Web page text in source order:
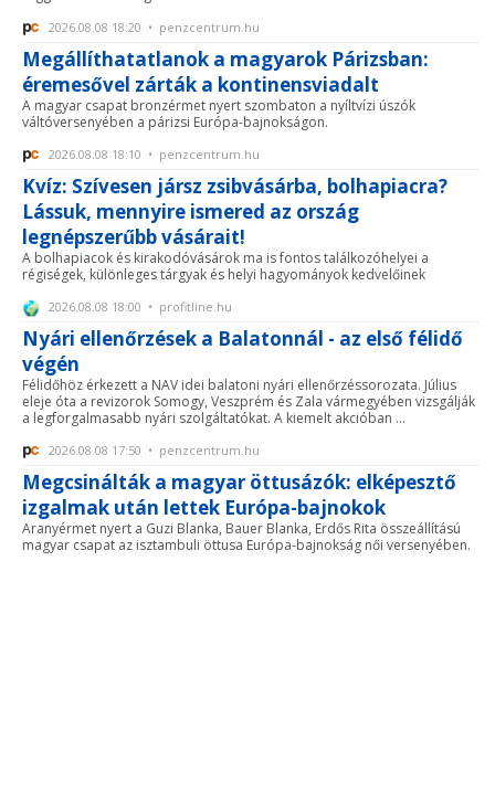
2026.08.08 18:20 • penzcentrum.hu
Megállíthatatlanok a magyarok Párizsban:
éremesővel zárták a kontinensviadalt
A magyar csapat bronzérmet nyert szombaton a nyíltvízi úszók
váltóversenyében a párizsi Európa-bajnokságon.
2026.08.08 18:10 • penzcentrum.hu
Kvíz: Szívesen jársz zsibvásárba, bolhapiacra?
Lássuk, mennyire ismered az ország
legnépszerűbb vásárait!
A bolhapiacok és kirakodóvásárok ma is fontos találkozóhelyei a
régiségek, különleges tárgyak és helyi hagyományok kedvelőinek
2026.08.08 18:00 • profitline.hu
Nyári ellenőrzések a Balatonnál - az első félidő
végén
Félidőhöz érkezett a NAV idei balatoni nyári ellenőrzéssorozata. Július
eleje óta a revizorok Somogy, Veszprém és Zala vármegyében vizsgálják
a legforgalmasabb nyári szolgáltatókat. A kiemelt akcióban ...
2026.08.08 17:50 • penzcentrum.hu
Megcsinálták a magyar öttusázók: elképesztő
izgalmak után lettek Európa-bajnokok
Aranyérmet nyert a Guzi Blanka, Bauer Blanka, Erdős Rita összeállítású
magyar csapat az isztambuli öttusa Európa-bajnokság női versenyében.